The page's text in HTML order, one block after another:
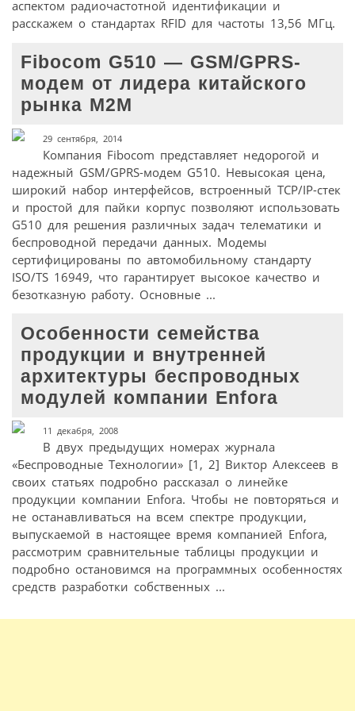
аспектом радиочастотной идентификации и
расскажем о стандартах RFID для частоты 13,56 МГц.
Fibocom G510 — GSM/GPRS-
модем от лидера китайского
рынка M2M
29 сентября, 2014
Компания Fibocom представляет недорогой и
надежный GSM/GPRS-модем G510. Невысокая цена,
широкий набор интерфейсов, встроенный TCP/IP-стек
и простой для пайки корпус позволяют использовать
G510 для решения различных задач телематики и
беспроводной передачи данных. Модемы
сертифицированы по автомобильному стандарту
ISO/TS 16949, что гарантирует высокое качество и
безотказную работу. Основные ...
Особенности семейства
продукции и внутренней
архитектуры беспроводных
модулей компании Enfora
11 декабря, 2008
В двух предыдущих номерах журнала
«Беспроводные Технологии» [1, 2] Виктор Алексеев в
своих статьях подробно рассказал о линейке
продукции компании Enfora. Чтобы не повторяться и
не останавливаться на всем спектре продукции,
выпускаемой в настоящее время компанией Enfora,
рассмотрим сравнительные таблицы продукции и
подробно остановимся на программных особенностях
средств разработки собственных ...